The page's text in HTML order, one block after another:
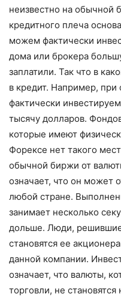
неизвестно на обычной
кредитного плеча
можем фактически
дома или брокера
заплатили. Так что в
в кредит. Например,
фактически
тысячу долларов.
которые имеют
Форексе нет такого
обычной биржи от
означает, что он может
любой стране.
занимает несколько
дольше. Люди, решившие
становятся ее
данной компании.
означает, что валюты,
торговли, не